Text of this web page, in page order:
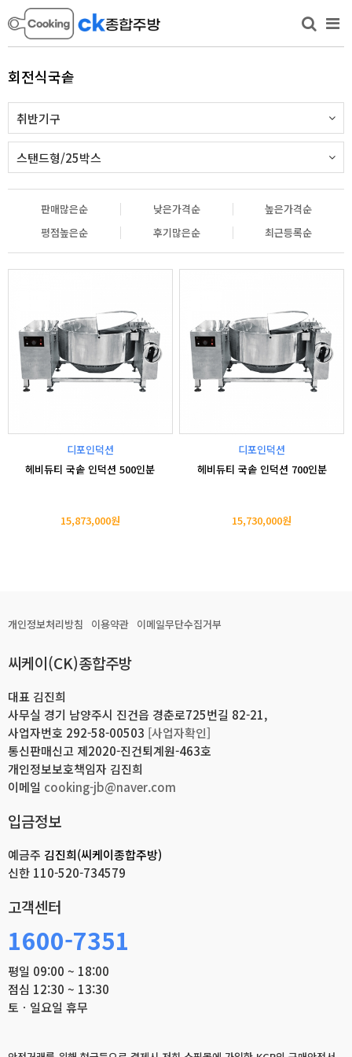
회전식국솥
취반기구
스탠드형/25박스
판매많은순 낮은가격순
높은가격순
평점높은순
후기많은순 최근등록순
디포인덕션
헤비듀티 국솥 인덕션 500인분
15,873,000원
디포인덕션
헤비듀티 국솥 인덕션 700인분
15,730,000원
개인정보처리방침 이용약관 이메일무단수집거부
씨케이(CK)종합주방
대표 김진희
사무실 경기 남양주시 진건읍 경춘로725번길 82-21,
사업자번호 292-58-00503 [사업자확인]
통신판매신고 제2020-진건퇴계원-463호
개인정보보호책임자 김진희
이메일 cooking-jb@naver.com
입금정보
예금주 김진희(씨케이종합주방)
신한 110-520-734579
고객센터
1600-7351
평일 09:00 ~ 18:00
점심 12:30 ~ 13:30
토ㆍ일요일 휴무